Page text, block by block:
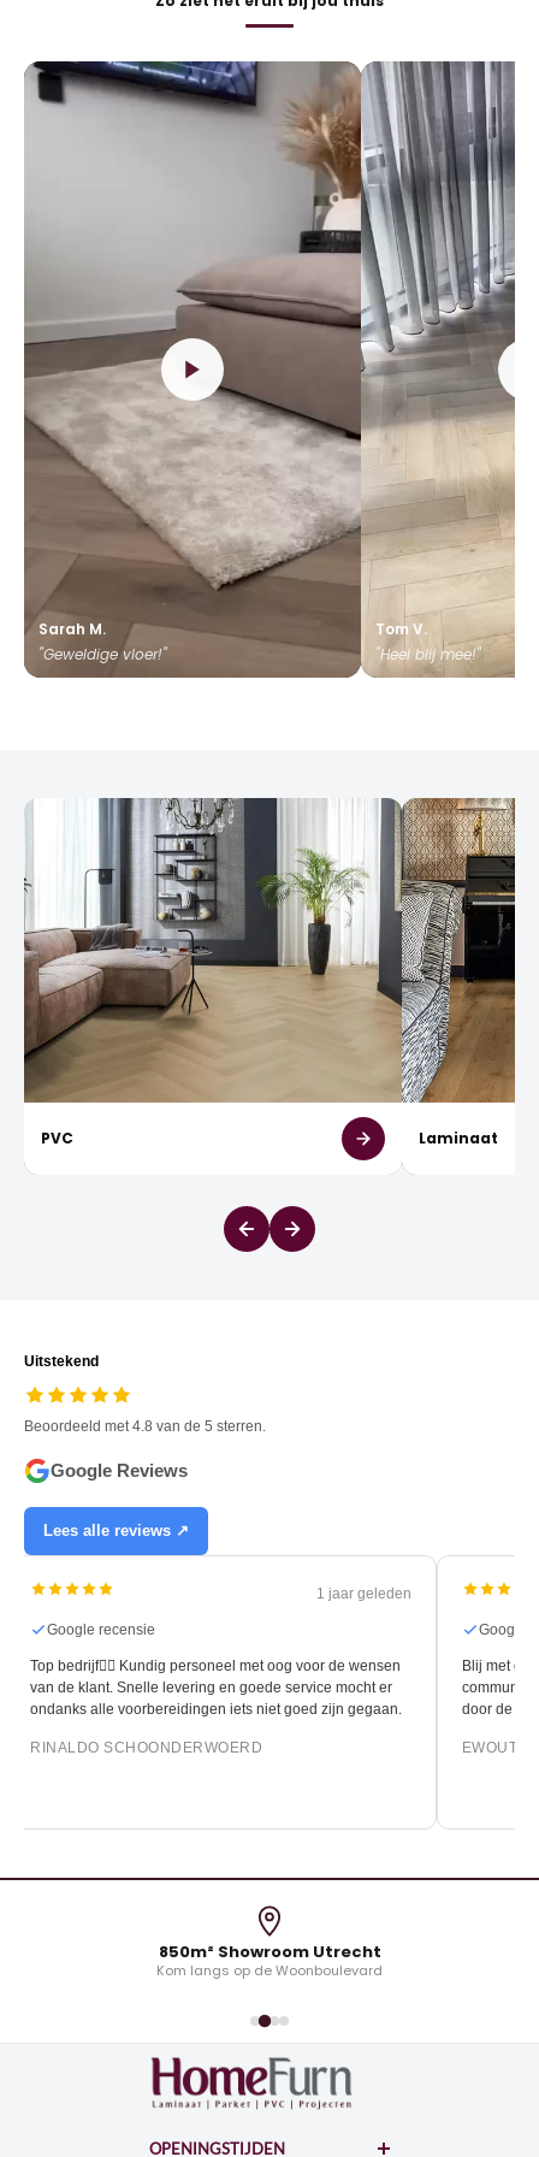
Sarah M.
"Geweldige vloer!"
Tom V.
"Heel blij mee!"
PVC Laminaat
Uitstekend
Beoordeeld met 4.8 van de 5 sterren.
Google Reviews
Lees alle reviews ↗
1 jaar geleden
Google recensie
Top bedrijf👍🏻 Kundig personeel met oog voor de wensen
van de klant. Snelle levering en goede service mocht er
ondanks alle voorbereidingen iets niet goed zijn gegaan.
RINALDO SCHOONDERWOERD
Google
Blij met de
door de
EWOUT
850m² Showroom Utrecht
Kom langs op de Woonboulevard
OPENINGSTIJDEN